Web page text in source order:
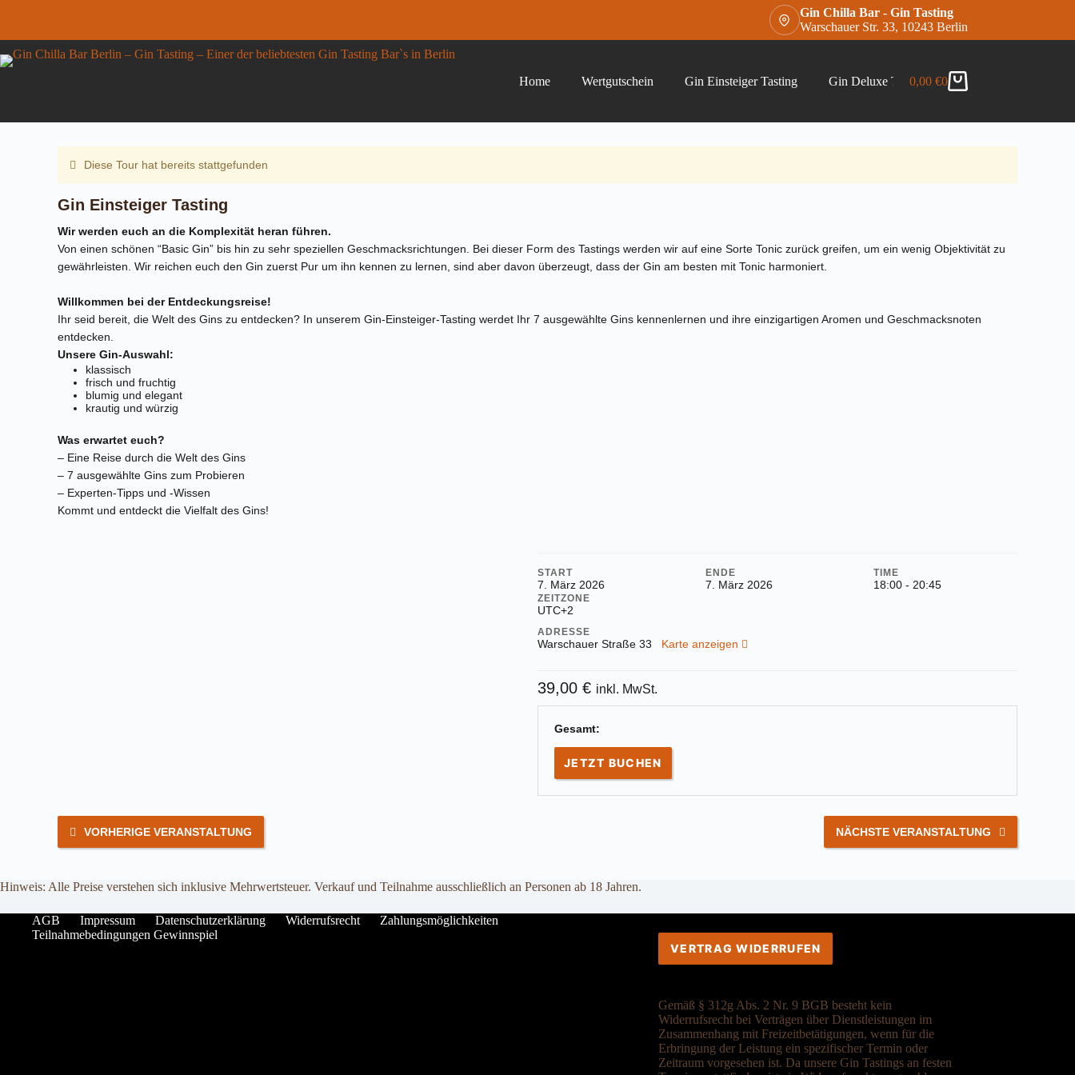
Gin Chilla Bar - Gin Tasting
Warschauer Str. 33, 10243 Berlin
Home Wertgutschein Gin Einsteiger Tasting Gin Deluxe Tasting Gin Chilla Bar Gins –
Warenkorb
0,00 €0
Diese Tour hat bereits stattgefunden
Gin Einsteiger Tasting
Wir werden euch an die Komplexität heran führen.
Von einen schönen “Basic Gin” bis hin zu sehr speziellen Geschmacksrichtungen. Bei dieser Form des Tastings werden wir auf eine Sorte Tonic zurück greifen, um ein wenig Objektivität zu
gewährleisten. Wir reichen euch den Gin zuerst Pur um ihn kennen zu lernen, sind aber davon überzeugt, dass der Gin am besten mit Tonic harmoniert.
Willkommen bei der Entdeckungsreise!
Ihr seid bereit, die Welt des Gins zu entdecken? In unserem Gin-Einsteiger-Tasting werdet Ihr 7 ausgewählte Gins kennenlernen und ihre einzigartigen Aromen und Geschmacksnoten
entdecken.
Unsere Gin-Auswahl:
klassisch
frisch und fruchtig
blumig und elegant
krautig und würzig
Was erwartet euch?
– Eine Reise durch die Welt des Gins
– 7 ausgewählte Gins zum Probieren
– Experten-Tipps und -Wissen
Kommt und entdeckt die Vielfalt des Gins!
START
7. März 2026
ENDE
7. März 2026
TIME
18:00 - 20:45
ZEITZONE
UTC+2
ADRESSE
Warschauer Straße 33 Karte anzeigen
39,00 € inkl. MwSt.
Gesamt:
JETZT BUCHEN
VORHERIGE VERANSTALTUNG NÄCHSTE VERANSTALTUNG
Hinweis: Alle Preise verstehen sich inklusive Mehrwertsteuer. Verkauf und Teilnahme ausschließlich an Personen ab 18 Jahren.
AGB Impressum Datenschutzerklärung Widerrufsrecht
Zahlungsmöglichkeiten
Teilnahmebedingungen Gewinnspiel
VERTRAG WIDERRUFEN
Gemäß § 312g Abs. 2 Nr. 9 BGB besteht kein
Widerrufsrecht bei Verträgen über Dienstleistungen im
Zusammenhang mit Freizeitbetätigungen, wenn für die
Erbringung der Leistung ein spezifischer Termin oder
Zeitraum vorgesehen ist. Da unsere Gin Tastings an festen